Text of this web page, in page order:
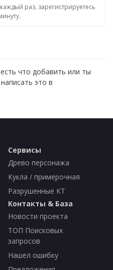
раз, зарегистрируетесь
что добавить или ты
это в
Сервисы
Древо персонажа
Кукла / примерочная
Разрушенные КТ
Контакты & База
Новости проекта
ТОП Поисковых
запросов
Нашел ошибку